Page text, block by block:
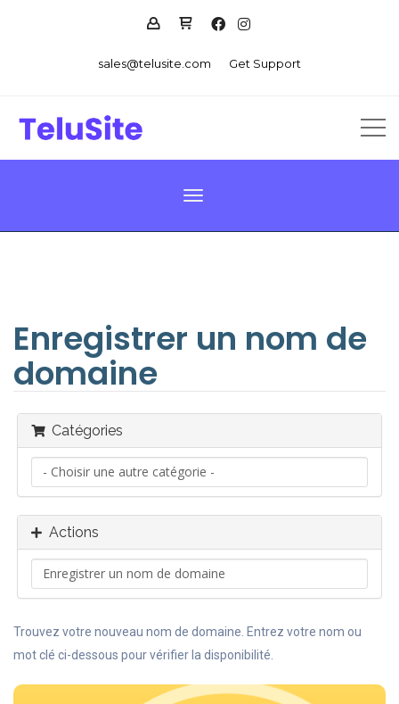
sales@telusite.com Get Support
Basculer la navigation
Enregistrer un nom de
domaine
Catégories
Actions
Trouvez votre nouveau nom de domaine. Entrez votre nom ou
mot clé ci-dessous pour vérifier la disponibilité.